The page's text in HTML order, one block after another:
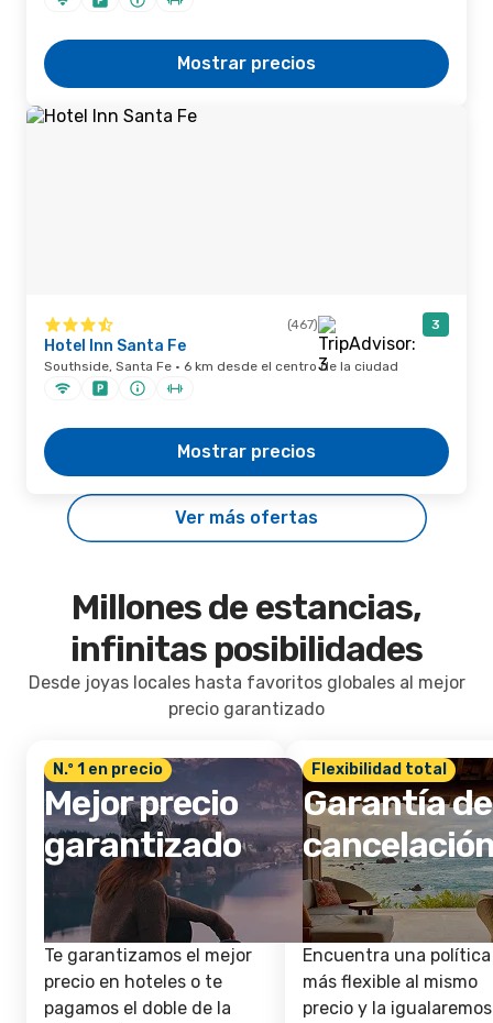
Mostrar precios
(467) 3
Hotel Inn Santa Fe
Southside, Santa Fe · 6 km desde el centro de la ciudad
Mostrar precios
Ver más ofertas
Millones de estancias,
infinitas posibilidades
Desde joyas locales hasta favoritos globales al mejor
precio garantizado
N.º 1 en precio
Mejor precio
garantizado
Te garantizamos el mejor
precio en hoteles o te
pagamos el doble de la
Flexibilidad total
Garantía de
Encuentra una política
más flexible al mismo
precio y la